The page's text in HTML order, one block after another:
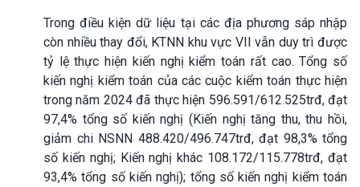
Trong điều kiện dữ liệu tại các địa phương sáp nhập
còn nhiều thay đổi, KTNN khu vực VII vẫn duy trì được
tỷ lệ thực hiện kiến nghị kiểm toán rất cao. Tổng số
kiến nghị kiểm toán của các cuộc kiểm toán thực hiện
trong năm 2024 đã thực hiện 596.591/612.525trđ, đạt
97,4% tổng số kiến nghị (Kiến nghị tăng thu, thu hồi,
giảm chi NSNN 488.420/496.747trđ, đạt 98,3% tổng
số kiến nghị; Kiến nghị khác 108.172/115.778trđ, đạt
93,4% tổng số kiến nghị); tổng số kiến nghị kiểm toán